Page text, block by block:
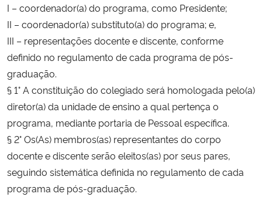
Ministério da Cidadania
Ministério da Saúde
Ministério de Minas e Energia
Ministério da Ciência, Tecnologia, Inovações e Comunicações
Ministério do Meio Ambiente
Ministério do Turismo
I – coordenador(a) do programa, como Presidente;
II – coordenador(a) substituto(a) do programa; e,
III – representações docente e discente, conforme
definido no regulamento de cada programa de pós-
graduação.
§ 1° A constituição do colegiado será homologada pelo(a)
diretor(a) da unidade de ensino a qual pertença o
programa, mediante portaria de Pessoal específica.
§ 2° Os(As) membros(as) representantes do corpo
docente e discente serão eleitos(as) por seus pares,
seguindo sistemática definida no regulamento de cada
programa de pós-graduação.